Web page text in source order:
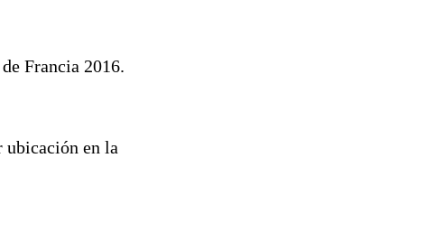
Francia 2016.
ubicación en la